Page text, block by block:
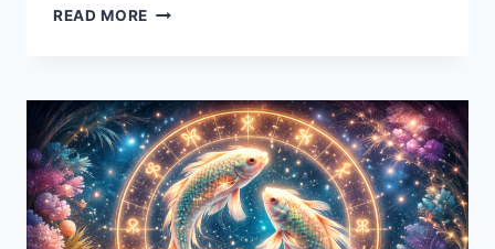
READ MORE ZODIAK
INTUISI
DAN
PERASAAN
MULAI
MEMBUKA
JALAN
BARU